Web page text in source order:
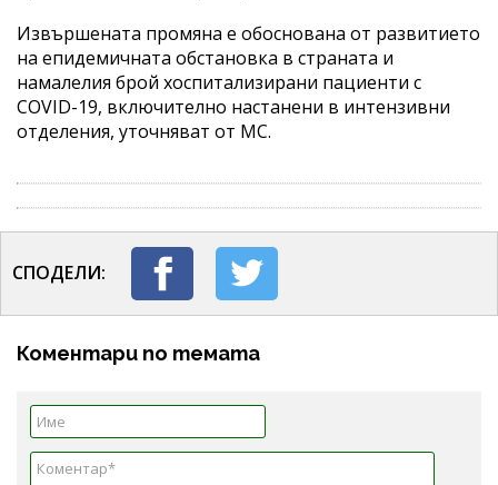
Извършената промяна е обоснована от развитието
на епидемичната обстановка в страната и
намалелия брой хоспитализирани пациенти с
COVID-19, включително настанени в интензивни
отделения, уточняват от МС.
СПОДЕЛИ:
Коментари по темата